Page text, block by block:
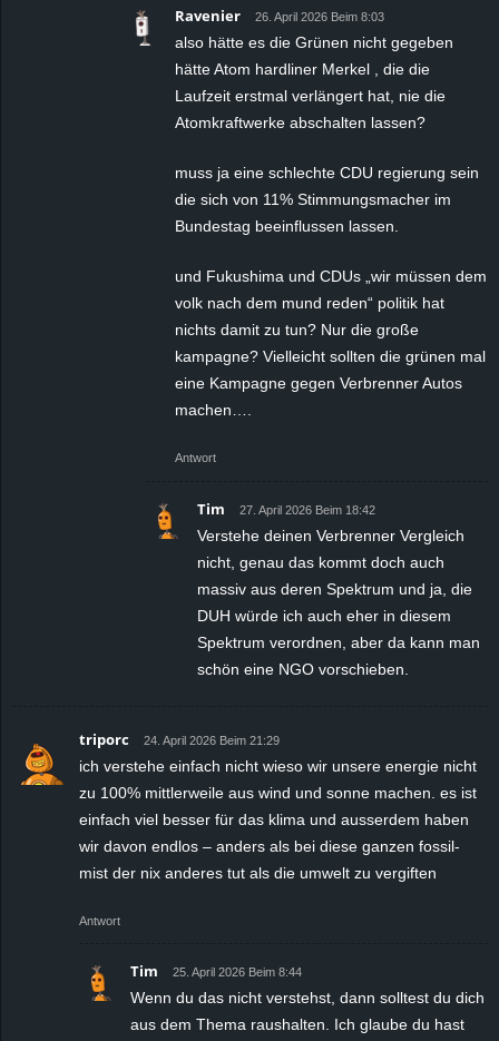
Ravenier 26. April 2026 Beim 8:03
also hätte es die Grünen nicht gegeben
hätte Atom hardliner Merkel , die die
Laufzeit erstmal verlängert hat, nie die
Atomkraftwerke abschalten lassen?
muss ja eine schlechte CDU regierung sein
die sich von 11% Stimmungsmacher im
Bundestag beeinflussen lassen.
und Fukushima und CDUs „wir müssen dem
volk nach dem mund reden“ politik hat
nichts damit zu tun? Nur die große
kampagne? Vielleicht sollten die grünen mal
eine Kampagne gegen Verbrenner Autos
machen….
Antwort
Tim 27. April 2026 Beim 18:42
Verstehe deinen Verbrenner Vergleich
nicht, genau das kommt doch auch
massiv aus deren Spektrum und ja, die
DUH würde ich auch eher in diesem
Spektrum verordnen, aber da kann man
schön eine NGO vorschieben.
triporc 24. April 2026 Beim 21:29
ich verstehe einfach nicht wieso wir unsere energie nicht
zu 100% mittlerweile aus wind und sonne machen. es ist
einfach viel besser für das klima und ausserdem haben
wir davon endlos – anders als bei diese ganzen fossil-
mist der nix anderes tut als die umwelt zu vergiften
Antwort
Tim 25. April 2026 Beim 8:44
Wenn du das nicht verstehst, dann solltest du dich
aus dem Thema raushalten. Ich glaube du hast